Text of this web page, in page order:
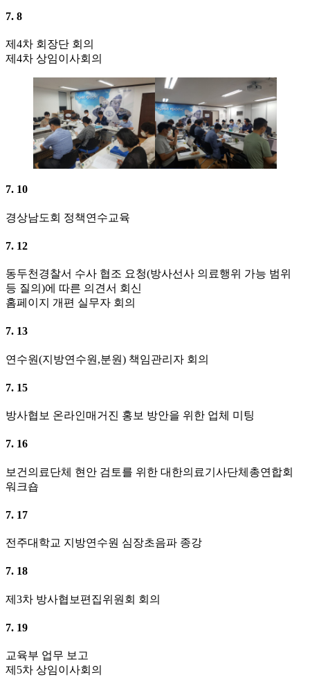
7. 8
제4차 회장단 회의
제4차 상임이사회의
등 질의)에 따른 의견서 회신
홈페이지 개편 실무자 회의
7. 13
연수원(지방연수원,분원) 책임관리자 회의
7. 15
방사협보 온라인매거진 홍보 방안을 위한 업체 미팅
7. 16
보건의료단체 현안 검토를 위한 대한의료기사단체총연합회
워크숍